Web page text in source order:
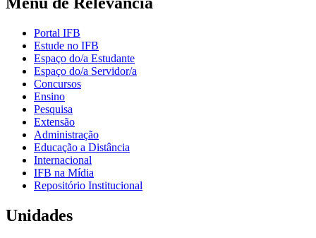
Portal IFB
Estude no IFB
Espaço do/a Estudante
Espaço do/a Servidor/a
Concursos
Ensino
Pesquisa
Extensão
Administração
Educação a Distância
Internacional
IFB na Mídia
Repositório Institucional
Unidades